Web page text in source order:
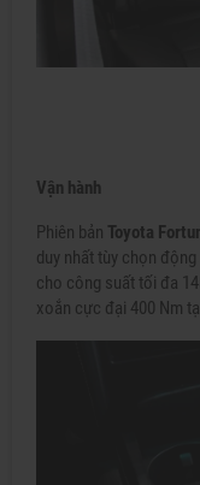
Vận hành
Phiên bản Toyota
duy nhất tùy chọn
cho công suất tối đa
xoắn cực đại 400 Nm